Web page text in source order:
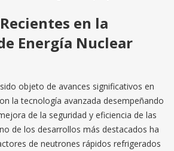
en la
Energía Nuclear
objeto de avances significativos en
la tecnología avanzada desempeñando
de la seguridad y eficiencia de las
de los desarrollos más destacados ha
de neutrones rápidos refrigerados